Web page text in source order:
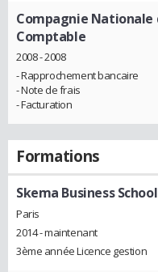
Compagnie Nationale
Comptable
2008 - 2008
- Rapprochement bancaire
- Note de frais
- Facturation
Formations
Skema Business
Paris
2014 - maintenant
3ème année Licence gestion